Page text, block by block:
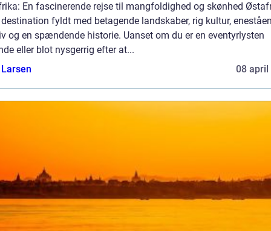
En fascinerende rejse til mangfoldighed og skønhed
destination fyldt med betagende landskaber, rig kultur,
og en spændende historie. Uanset om du er en eventyrlysten
eller blot nysgerrig efter at...
08 april